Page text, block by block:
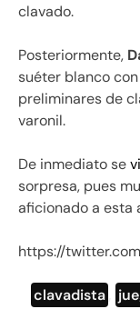
clavado.
Posteriormente,
suéter blanco
preliminares de
varonil.
De inmediato se
sorpresa, pues
aficionado a esta
https://
clavadista